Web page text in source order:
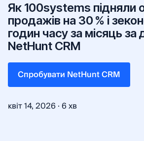
Як 100systems підняли
продажів на 30 % і
годин часу за місяць
NetHunt CRM
Cпробувати NetHunt CRM
квіт 14, 2026 ·6 хв